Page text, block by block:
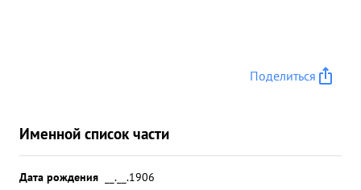
Поделиться
Именной список части
Дата рождения
__.__.1906